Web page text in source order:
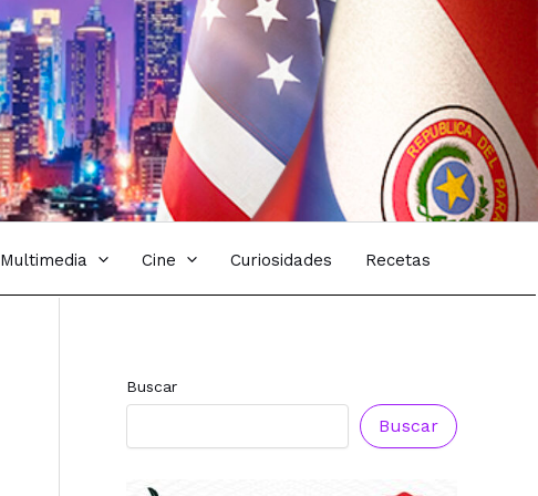
Multimedia Cine Curiosidades Recetas
Buscar
Buscar